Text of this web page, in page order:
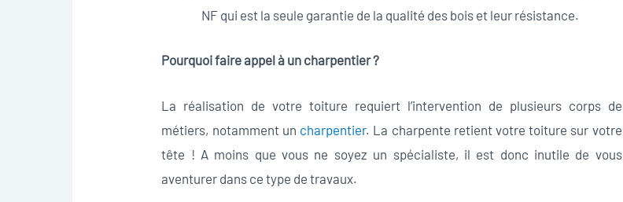
NF qui est la seule garantie de la qualité des bois et leur résistance.
Pourquoi faire appel à un charpentier ?
La réalisation de votre toiture requiert l’intervention de plusieurs corps de
métiers, notamment un charpentier. La charpente retient votre toiture sur votre
tête ! A moins que vous ne soyez un spécialiste, il est donc inutile de vous
aventurer dans ce type de travaux.